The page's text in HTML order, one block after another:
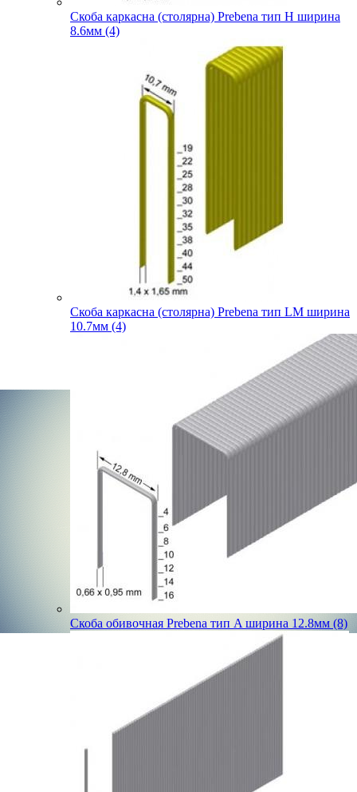
Скоба каркасна (столярна) Prebena тип H ширина
8.6мм (4)
Скоба каркасна (столярна) Prebena тип LM ширина
10.7мм (4)
Скоба обивочная Prebena тип A ширина 12.8мм (8)